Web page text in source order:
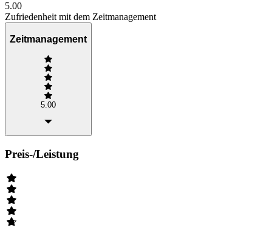
5.00
Zufriedenheit mit dem Zeitmanagement
Zeitmanagement
5.00
Preis-/Leistung